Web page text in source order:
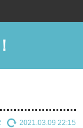
2021.03.09 22:15